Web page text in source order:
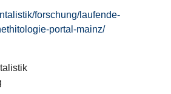
forschung/laufende-
portal-mainz/